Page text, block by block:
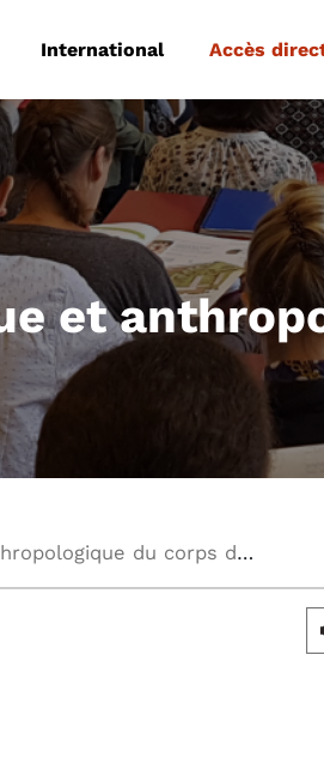
International Accès
et
[Webinaire] Approche philosophique et anthropologique du corps de l'élève à l’école